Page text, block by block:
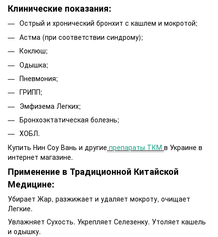
Клинические показания:
Острый и хронический бронхит с кашлем и мокротой;
Астма (при соответствии синдрому);
Коклюш;
Одышка;
Пневмония;
ГРИПП;
Эмфизема Легких;
Бронхоэктатическая болезнь;
ХОБЛ.
Купить Нин Соу Вань и другие препараты ТКМ в Украине в
интернет магазине.
Применение в Традиционной Китайской
Медицине:
Убирает Жар, разжижает и удаляет мокроту, очищает
Легкие.
Увлажняет Сухость. Укрепляет Селезенку. Утоляет кашель
и одышку.